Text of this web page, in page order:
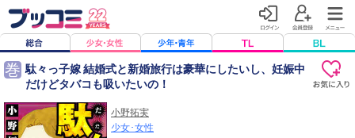
巻 駄々っ子嫁 結婚式と新婚旅行は豪華にしたいし、妊娠中
だけどタバコも吸いたいの！
小野拓実
少女･女性